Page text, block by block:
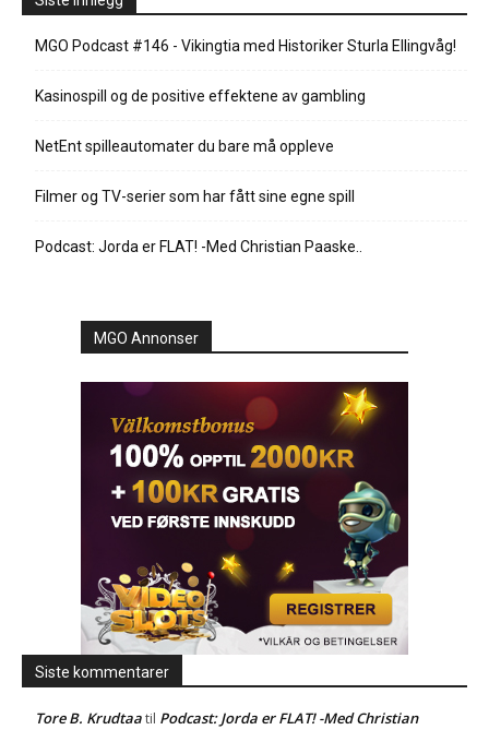
MGO Podcast #146 - Vikingtia med Historiker Sturla Ellingvåg!
Kasinospill og de positive effektene av gambling
NetEnt spilleautomater du bare må oppleve
Filmer og TV-serier som har fått sine egne spill
Podcast: Jorda er FLAT! -Med Christian Paaske..
MGO Annonser
Siste kommentarer
Tore B. Krudtaatil Podcast: Jorda er FLAT! -Med Christian